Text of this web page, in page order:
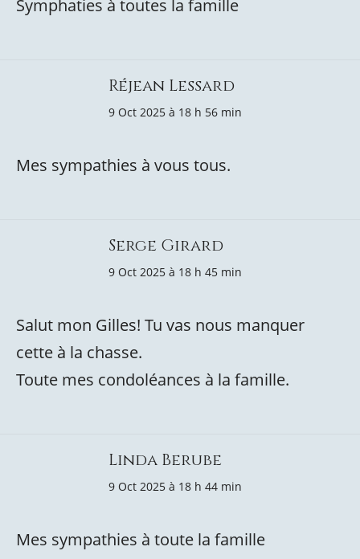
Symphaties à toutes la famille
Réjean Lessard
9 Oct 2025 à 18 h 56 min
Mes sympathies à vous tous.
Serge Girard
9 Oct 2025 à 18 h 45 min
Salut mon Gilles! Tu vas nous manquer
cette à la chasse.
Toute mes condoléances à la famille.
Linda Berube
9 Oct 2025 à 18 h 44 min
Mes sympathies à toute la famille